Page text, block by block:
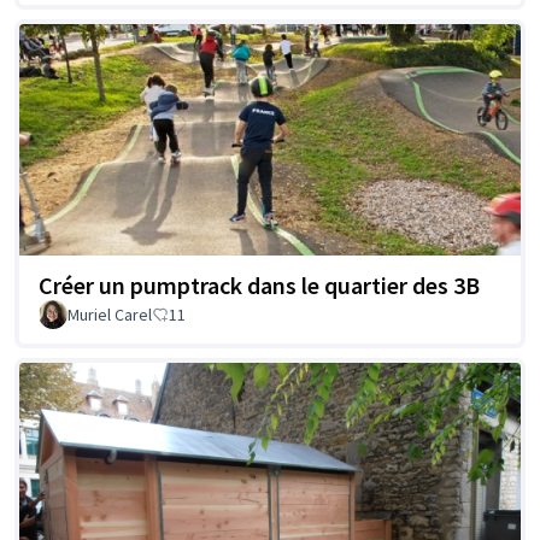
Créer un pumptrack dans le quartier des 3B
Muriel Carel 11